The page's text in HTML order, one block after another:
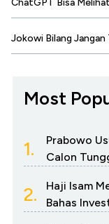
ChatGPT Bisa
Jokowi Bilang Jangan
Most
1.
Prabowo
Calon
2.
Haji Isam
Bahas